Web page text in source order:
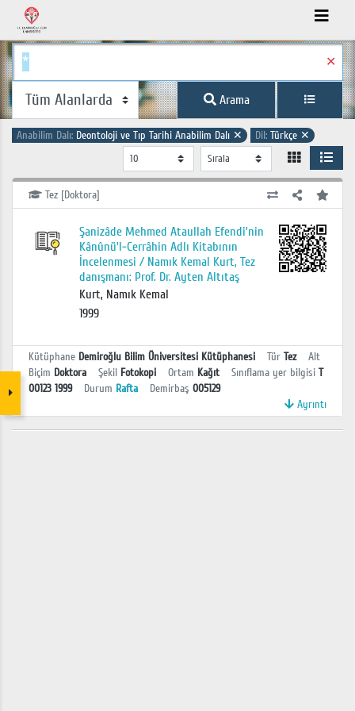
✕
Arama
Anabilim Dalı: Deontoloji ve Tıp Tarihi Anabilim Dalı ✕ Dil: Türkçe ✕
Tez [Doktora]
Şanizâde Mehmed Ataullah Efendi’nin
Kânûnü’l-Cerrâhin Adlı Kitabının
İncelenmesi / Namık Kemal Kurt, Tez
danışmanı: Prof. Dr. Ayten Altıtaş
Kurt, Namık Kemal
1999
Kütüphane Demiroğlu Bilim Üniversitesi Kütüphanesi Tür Tez
Alt
Biçim Doktora Şekil Fotokopi Ortam Kağıt Sınıflama yer bilgisi T
00123 1999
Durum Rafta Demirbaş 005129
Ayrıntı